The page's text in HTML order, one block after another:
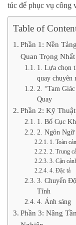
túc để phục vụ công
Table of
Phần 1: Nền
Quan Trọng Nhất
1. Lựa chọn
quay chuyên
2. “Tam
Quay
Phần 2: Kỹ
1. Bố Cục
2. Ngôn Ngữ
1. Toàn
2. Trung
3. Cận
4. Đặc tả
3. Chuyển
Tĩnh
4. Ánh sáng
Phần 3: Nâng